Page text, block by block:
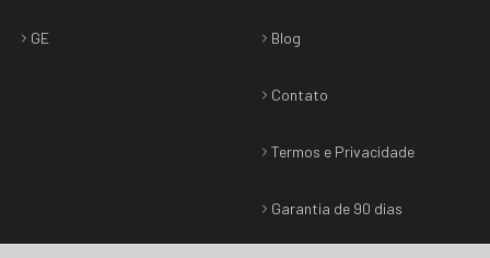
GE Blog
Contato
Termos e Privacidade
Garantia de 90 dias